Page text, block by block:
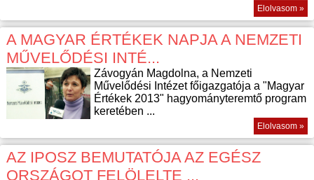
Elolvasom »
A MAGYAR ÉRTÉKEK NAPJA A NEMZETI
MŰVELŐDÉSI INTÉ...
Závogyán Magdolna, a Nemzeti
Művelődési Intézet főigazgatója a "Magyar
Értékek 2013" hagyományteremtő program
keretében ...
Elolvasom »
AZ IPOSZ BEMUTATÓJA AZ EGÉSZ
ORSZÁGOT FELÖLELTE ...